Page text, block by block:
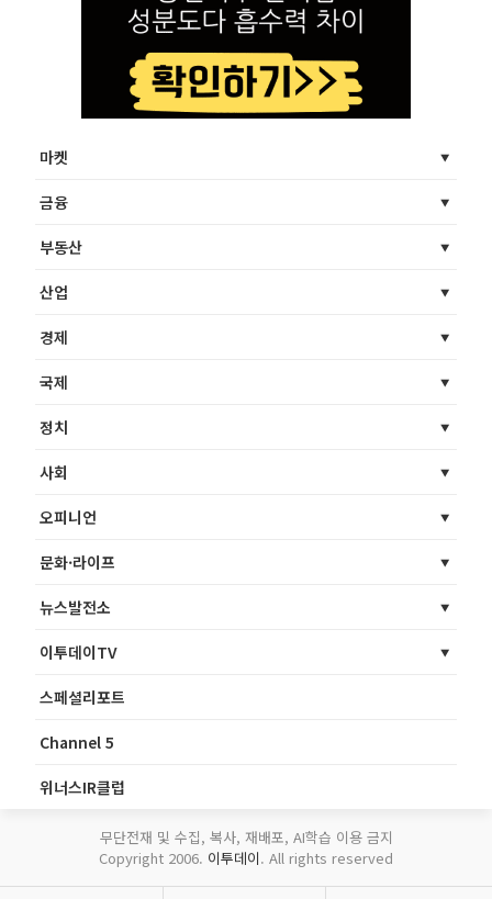
마켓
금융
부동산
산업
경제
국제
정치
사회
오피니언
문화·라이프
뉴스발전소
이투데이TV
스페셜리포트
Channel 5
위너스IR클럽
무단전재 및 수집, 복사, 재배포, AI학습 이용 금지
Copyright 2006. 이투데이. All rights reserved